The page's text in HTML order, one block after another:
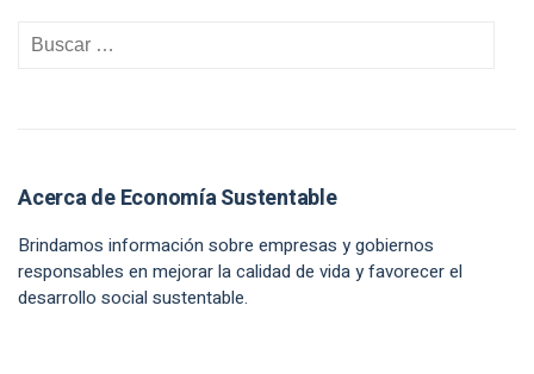
Acerca de Economía Sustentable
Brindamos información sobre empresas y gobiernos
responsables en mejorar la calidad de vida y favorecer el
desarrollo social sustentable.